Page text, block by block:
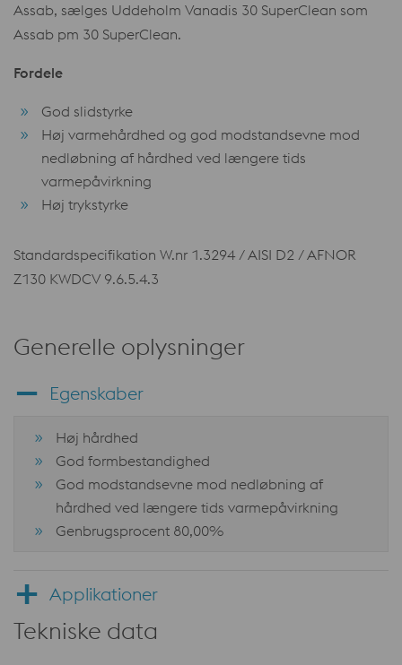
Assab, sælges Uddeholm Vanadis 30 SuperClean som
Assab pm 30 SuperClean.
Fordele
God slidstyrke
Høj varmehårdhed og god modstandsevne mod
nedløbning af hårdhed ved længere tids
varmepåvirkning
Høj trykstyrke
Standardspecifikation W.nr 1.3294 / AISI D2 / AFNOR
Z130 KWDCV 9.6.5.4.3
Generelle oplysninger
Egenskaber
Høj hårdhed
God formbestandighed
God modstandsevne mod nedløbning af
hårdhed ved længere tids varmepåvirkning
Genbrugsprocent 80,00%
Applikationer
Tekniske data